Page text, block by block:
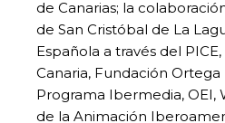
de Canarias; la
de San Cristóbal de La
Española a través del
Canaria, Fundación Ortega
Programa Ibermedia, OEI,
de la Animación